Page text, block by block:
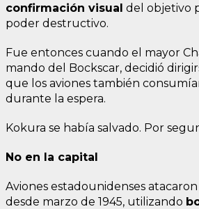
confirmación visual del objetivo
poder destructivo.
Fue entonces cuando el mayor
mando del Bockscar, decidió
que los aviones también
durante la espera.
Kokura se había salvado. Por
No en la capital
Aviones estadounidenses
desde marzo de 1945, utilizando